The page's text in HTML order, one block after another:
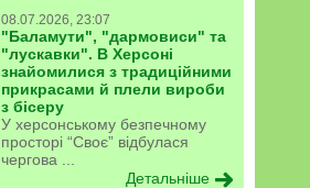
08.07.2026, 23:07
"Баламути", "дармовиси" та
"лускавки". В Херсоні
знайомилися з традиційними
прикрасами й плели вироби
з бісеру
У херсонському безпечному
просторі “Своє” відбулася
чергова ...
Детальніше